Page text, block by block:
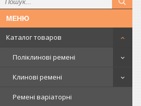
Каталог товаров
Поліклинові ремені
Клинові ремені
Ремені варіаторні